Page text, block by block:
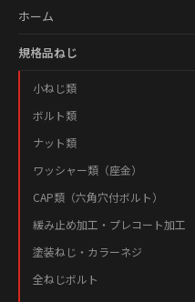
ホーム
規格品ねじ
小ねじ類
ボルト類
ナット類
ワッシャー類（座金）
CAP類（六角穴付ボルト）
緩み止め加工・プレコート加工
塗装ねじ・カラーネジ
全ねじボルト